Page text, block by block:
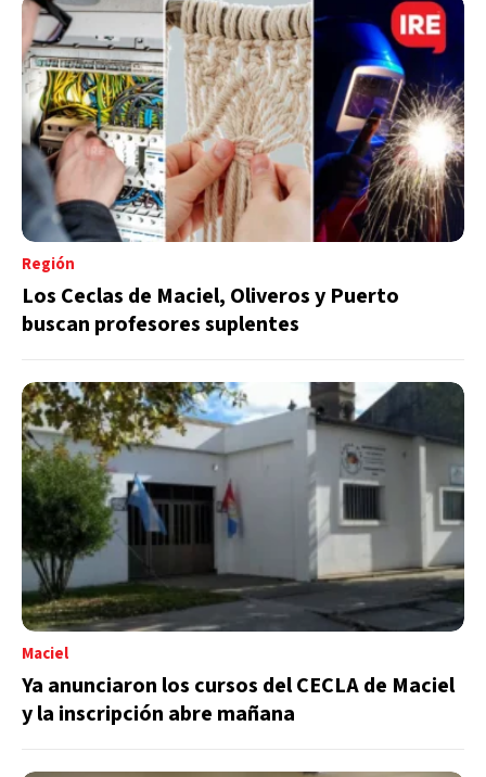
Región
Los Ceclas de Maciel, Oliveros y Puerto
buscan profesores suplentes
Maciel
Ya anunciaron los cursos del CECLA de Maciel
y la inscripción abre mañana